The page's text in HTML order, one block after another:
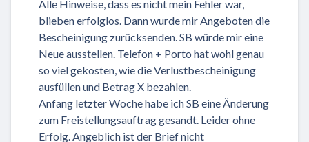
Alle Hinweise, dass es nicht mein Fehler war,
blieben erfolglos. Dann wurde mir Angeboten die
Bescheinigung zurücksenden. SB würde mir eine
Neue ausstellen. Telefon + Porto hat wohl genau
so viel gekosten, wie die Verlustbescheinigung
ausfüllen und Betrag X bezahlen.
Anfang letzter Woche habe ich SB eine Änderung
zum Freistellungsauftrag gesandt. Leider ohne
Erfolg. Angeblich ist der Brief nicht